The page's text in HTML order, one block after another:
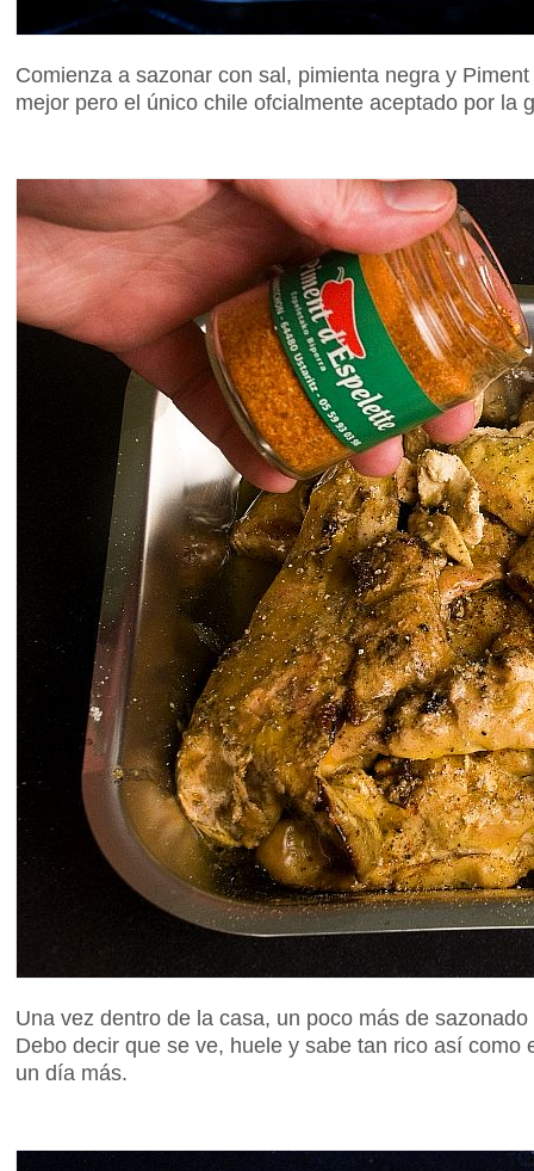
Comienza a sazonar con sal, pimienta negra y
mejor pero el único chile ofcialmente aceptado por la
Una vez dentro de la casa, un poco más de
Debo decir que se ve, huele y sabe tan rico así
un día más.